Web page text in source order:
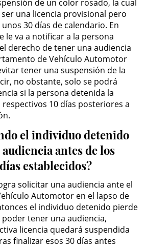
Públicos
o Alteración de una
Médica
de Fondos
de Documentos
de Identidad
De Drogas
Bajo la Influencia de
- DUID
de Drogas
de un color rosado, la cual
una licencia provisional pero
30 días de calendario. En
le va a notificar a la persona
derecho de tener una audiencia
de Vehículo Automotor
tener una suspensión de la
no obstante, solo se podrá
si la persona detenida la
10 días posteriores a
el individuo detenido
antes de los
establecidos?
solicitar una audiencia ante el
Automotor en el lapso de
el individuo detenido pierde
tener una audiencia,
licencia quedará suspendida
finalizar esos 30 días antes